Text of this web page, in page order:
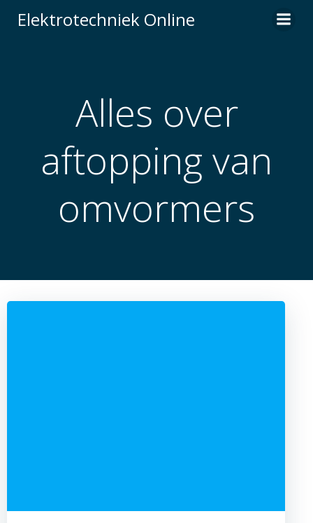
de
Elektrotechniek Online
Alles over
aftopping van
omvormers